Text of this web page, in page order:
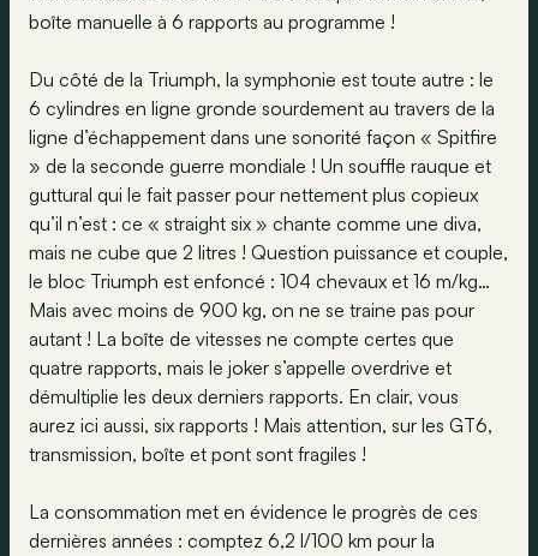
boîte manuelle à 6 rapports au programme !
Du côté de la Triumph, la symphonie est toute autre : le
6 cylindres en ligne gronde sourdement au travers de la
ligne d’échappement dans une sonorité façon « Spitfire
» de la seconde guerre mondiale ! Un souffle rauque et
guttural qui le fait passer pour nettement plus copieux
qu’il n’est : ce « straight six » chante comme une diva,
mais ne cube que 2 litres ! Question puissance et couple,
le bloc Triumph est enfoncé : 104 chevaux et 16 m/kg…
Mais avec moins de 900 kg, on ne se traine pas pour
autant ! La boîte de vitesses ne compte certes que
quatre rapports, mais le joker s’appelle overdrive et
démultiplie les deux derniers rapports. En clair, vous
aurez ici aussi, six rapports ! Mais attention, sur les GT6,
transmission, boîte et pont sont fragiles !
La consommation met en évidence le progrès de ces
dernières années : comptez 6,2 l/100 km pour la